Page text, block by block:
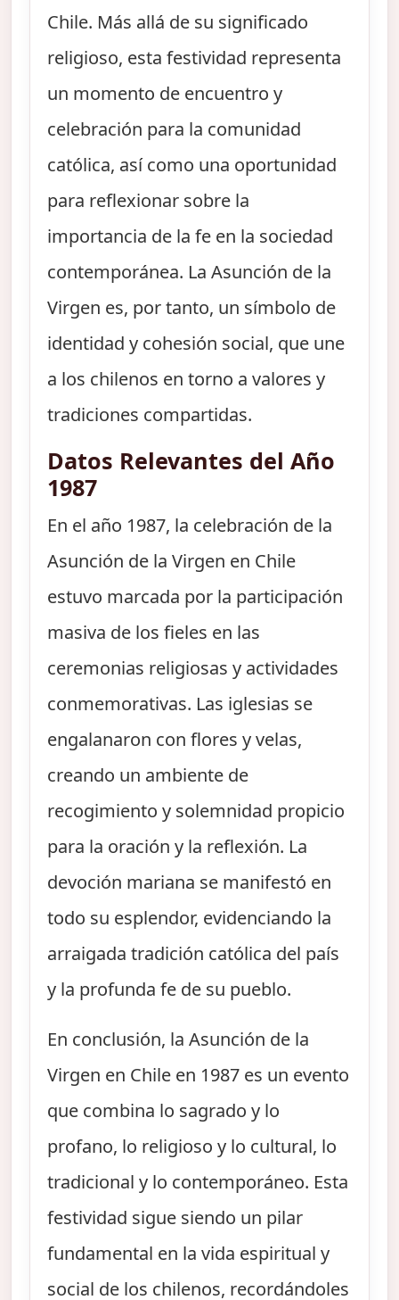
Chile. Más allá de su significado
religioso, esta festividad representa
un momento de encuentro y
celebración para la comunidad
católica, así como una oportunidad
para reflexionar sobre la
importancia de la fe en la sociedad
contemporánea. La Asunción de la
Virgen es, por tanto, un símbolo de
identidad y cohesión social, que une
a los chilenos en torno a valores y
tradiciones compartidas.
Datos Relevantes del Año
1987
En el año 1987, la celebración de la
Asunción de la Virgen en Chile
estuvo marcada por la participación
masiva de los fieles en las
ceremonias religiosas y actividades
conmemorativas. Las iglesias se
engalanaron con flores y velas,
creando un ambiente de
recogimiento y solemnidad propicio
para la oración y la reflexión. La
devoción mariana se manifestó en
todo su esplendor, evidenciando la
arraigada tradición católica del país
y la profunda fe de su pueblo.
En conclusión, la Asunción de la
Virgen en Chile en 1987 es un evento
que combina lo sagrado y lo
profano, lo religioso y lo cultural, lo
tradicional y lo contemporáneo. Esta
festividad sigue siendo un pilar
fundamental en la vida espiritual y
social de los chilenos, recordándoles